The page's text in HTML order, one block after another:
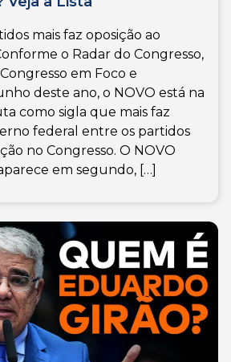
mais faz oposição ao
o Radar do Congresso,
em Foco e
deste ano, o NOVO está na
como sigla que mais faz
federal entre os partidos
no Congresso. O NOVO
em segundo, […]